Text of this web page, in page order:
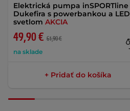
Elektrická pumpa inSPORTline
Dukefira s powerbankou a LED
svetlom AKCIA
49,90 € 61,90 €
na sklade
+ Pridať do košíka